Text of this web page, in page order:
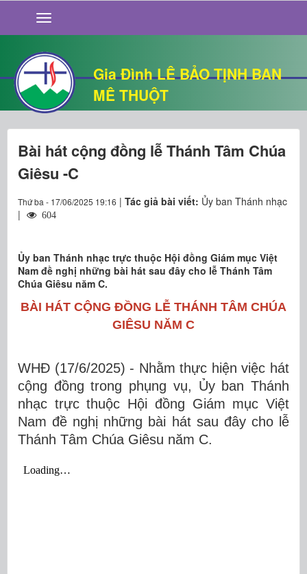
Gia Đình LÊ BẢO TỊNH BAN
MÊ THUỘT
GIỚI THIỆU
TIN TỨC
SỐNG ĐẠO
CHUYỆN NHÀ
QUÁN VĂN
THƯ GIÃN
Bài hát cộng đồng lễ Thánh Tâm Chúa
Giêsu -C
Thứ ba - 17/06/2025 19:16 | Tác giả bài viết: Ủy ban Thánh nhạc
|
604
Ủy ban Thánh nhạc trực thuộc Hội đồng Giám mục Việt
Nam đề nghị những bài hát sau đây cho lễ Thánh Tâm
Chúa Giêsu năm C.
BÀI HÁT CỘNG ĐỒNG LỄ THÁNH TÂM CHÚA
GIÊSU NĂM C
WHĐ (17/6/2025) - Nhằm thực hiện việc hát
cộng đồng trong phụng vụ, Ủy ban Thánh
nhạc trực thuộc Hội đồng Giám mục Việt
Nam đề nghị những bài hát sau đây cho lễ
Thánh Tâm Chúa Giêsu năm C.